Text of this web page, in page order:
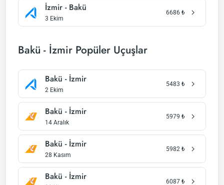
İzmir - Bakü
3 Ekim
6686 ₺
Bakü - İzmir Popüler Uçuşlar
Bakü - İzmir
2 Ekim
5483 ₺
Bakü - İzmir
14 Aralık
5979 ₺
Bakü - İzmir
28 Kasım
5982 ₺
Bakü - İzmir 6087 ₺